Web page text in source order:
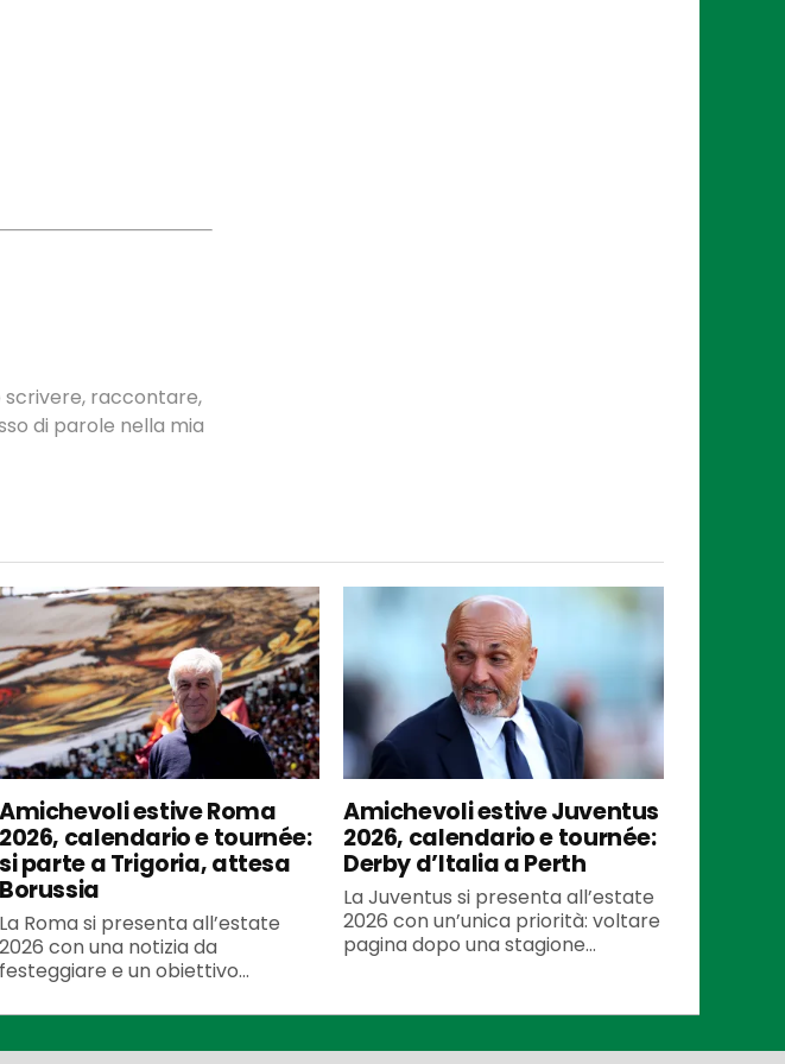
scrivere, raccontare,
di parole nella mia
Amichevoli estive Roma
2026, calendario e tournée:
si parte a Trigoria, attesa
Borussia
La Roma si presenta all’estate
2026 con una notizia da
festeggiare e un obiettivo...
Amichevoli estive Juventus
2026, calendario e tournée:
Derby d’Italia a Perth
La Juventus si presenta all’estate
2026 con un’unica priorità: voltare
pagina dopo una stagione...